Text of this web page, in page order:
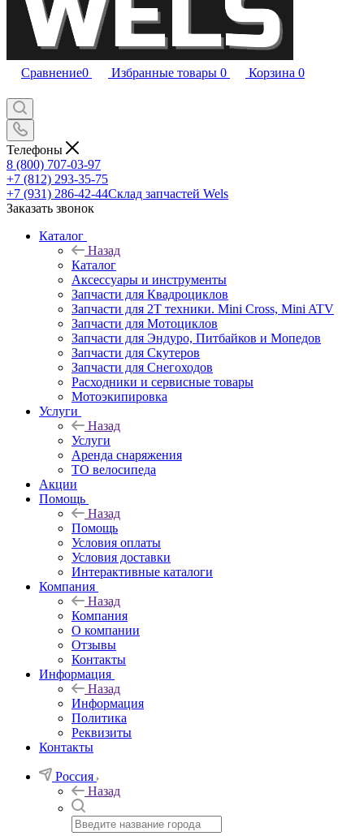
Сравнение0 Избранные товары 0 Корзина 0
Телефоны
8 (800) 707-03-97
+7 (812) 293-35-75
+7 (931) 286-42-44Склад запчастей Wels
Заказать звонок
Каталог
Назад
Каталог
Аксессуары и инструменты
Запчасти для Квадроциклов
Запчасти для 2T техники. Mini Cross, Mini ATV
Запчасти для Мотоциклов
Запчасти для Эндуро, Питбайков и Мопедов
Запчасти для Скутеров
Запчасти для Снегоходов
Расходники и сервисные товары
Мотоэкипировка
Услуги
Назад
Услуги
Аренда снаряжения
ТО велосипеда
Акции
Помощь
Назад
Помощь
Условия оплаты
Условия доставки
Интерактивные каталоги
Компания
Назад
Компания
О компании
Отзывы
Контакты
Информация
Назад
Информация
Политика
Реквизиты
Контакты
Россия
Назад